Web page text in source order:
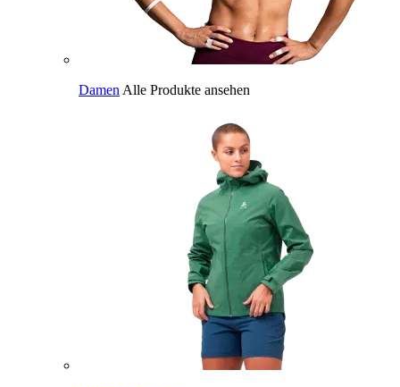
Damen Alle Produkte ansehen